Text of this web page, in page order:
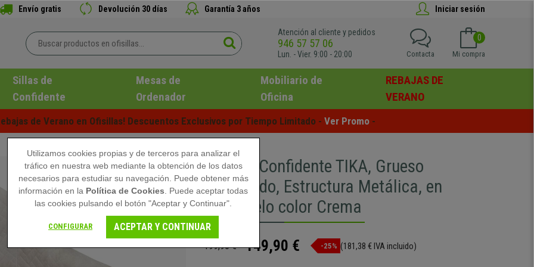
Envío gratis Devolución 30 días Garantía 3 años Iniciar sesión
Atención al cliente y pedidos
946 57 57 06
Lun. - Vier. 9:00 - 20:00
0
Mi compra
Contacta
Sillas de
Confidente
Mesas de
Ordenador
Mobiliario de
Oficina
REBAJAS DE
VERANO
de Verano en Ofisillas! Descuentos Exclusivos por Tiempo Limitado - Ver Promo -
Silla de Confidente TIKA, Grueso
Acolchado, Estructura Metálica, en
Terciopelo color Crema
199,90 € 149,90 € -25% (181,38 € IVA incluido)
Utilizamos cookies propias y de terceros para analizar el
tráfico en nuestra web mediante la obtención de los datos
necesarios para estudiar su navegación. Puede obtener más
información en la Política de Cookies . Puede aceptar todas
las cookies pulsando el botón "Aceptar y Continuar".
CONFIGURAR ACEPTAR Y CONTINUAR